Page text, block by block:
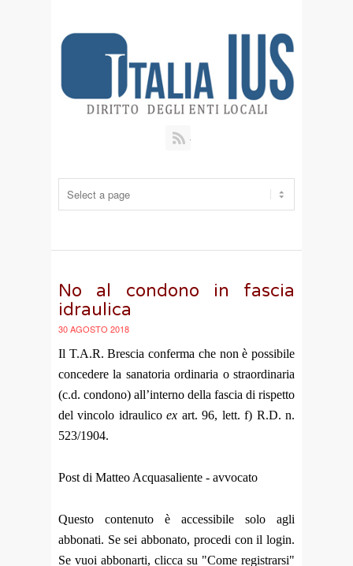
No al condono in fascia
idraulica
30 AGOSTO 2018
Il T.A.R. Brescia conferma che non è possibile
concedere la sanatoria ordinaria o straordinaria
(c.d. condono) all’interno della fascia di rispetto
del vincolo idraulicoex art. 96, lett. f) R.D. n.
523/1904.
Post di Matteo Acquasaliente - avvocato
Questo contenuto è accessibile solo agli
abbonati. Se sei abbonato, procedi con il login.
Se vuoi abbonarti, clicca su "Come registrarsi"